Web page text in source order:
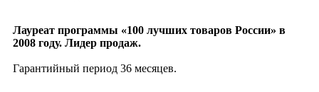
Лауреат программы «100 лучших товаров России» в
2008 году. Лидер продаж.
Гарантийный период 36 месяцев.